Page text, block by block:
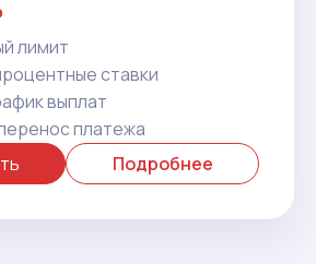
лимит
ставки
выплат
платежа
Подробнее